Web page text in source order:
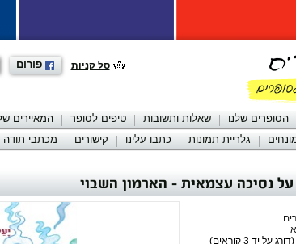
פורום סל קניות
הסופרים שלנו שאלות ותשובות טיפים לסופר המאיירים
גלריית תמונות כתבו עלינו קישורים מכתבי תודה
נסיכה עצמאית - הארמון השבוי
(דורג על יד 3 קוראים)